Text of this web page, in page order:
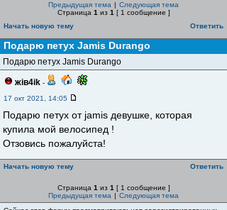
Предыдущая тема | Следующая тема
Страница 1 из 1 [ 1 сообщение ]
Начать новую тему
Ответить
Подарю петух Jamis Durango
Подарю петух Jamis Durango
жiв4ik -
17 окт 2021, 14:05
Подарю петух от jamis девушке, которая
купила мой велосипед !
Отзовись пожалуйста!
Начать новую тему Ответить
Страница 1 из 1 [ 1 сообщение ]
Предыдущая тема | Следующая тема